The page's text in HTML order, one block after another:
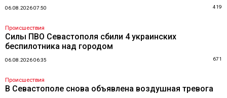
06.08.2026 07:50 419
Происшествия
Силы ПВО Севастополя сбили 4 украинских
беспилотника над городом
06.08.2026 06:35 671
Происшествия
В Севастополе снова объявлена воздушная тревога